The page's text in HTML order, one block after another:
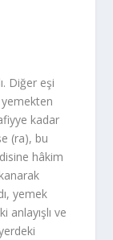
Diğer eşi
kadar
(ra), bu
hâkim
yemek
anlayışlı ve